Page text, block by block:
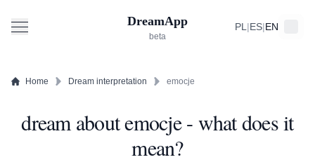
DreamApp
beta
PL |ES|EN
Home Dream interpretation emocje
dream about emocje - what does it
mean?